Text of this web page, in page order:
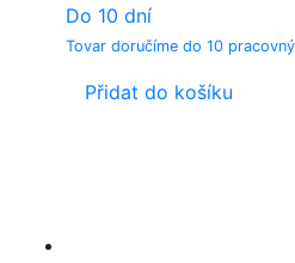
Do 10 dní
Tovar doručíme do 10
Přidat do košíku